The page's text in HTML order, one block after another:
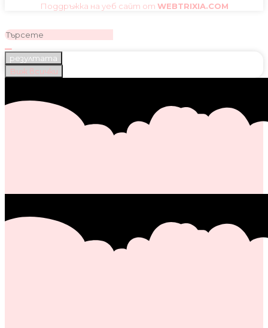
Поддръжка на уеб сайт от WEBTRIXIA.COM
резултата
Виж всички